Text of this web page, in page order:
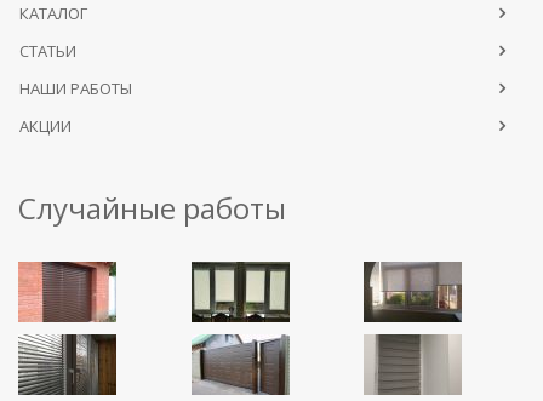
КАТАЛОГ
СТАТЬИ
НАШИ РАБОТЫ
АКЦИИ
Случайные работы